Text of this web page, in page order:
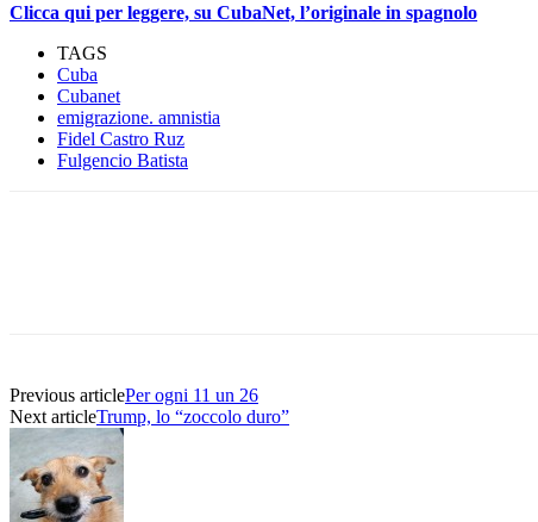
Clicca qui per leggere, su CubaNet, l’originale in spagnolo
TAGS
Cuba
Cubanet
emigrazione. amnistia
Fidel Castro Ruz
Fulgencio Batista
Previous articlePer ogni 11 un 26
Next articleTrump, lo “zoccolo duro”